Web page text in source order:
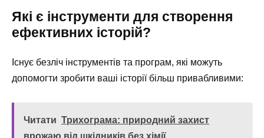
Які є інструменти для створення
ефективних історій?
Існує безліч інструментів та програм, які можуть
допомогти зробити ваші історії більш привабливими:
Читати Трихограма: природний захист
врожаю від шкідників без хімії